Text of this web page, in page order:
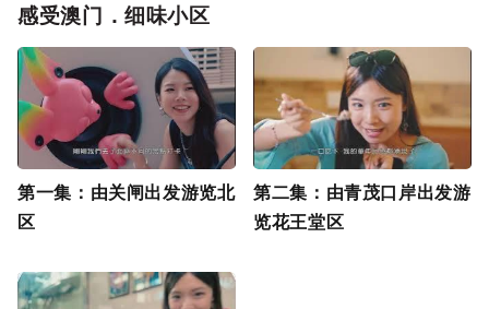
感受澳门．细味小区
第一集：由关闸出发游览北
区
第二集：由青茂口岸出发游
览花王堂区